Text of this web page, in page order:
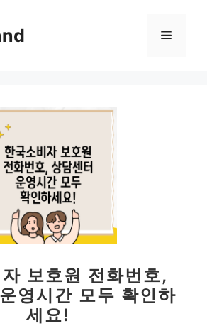
메
보호원 전화번호,
영시간 모두 확인하
세요!